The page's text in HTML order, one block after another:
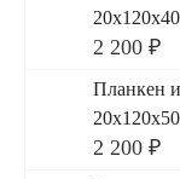
2 200 ₽
Планкен
2 200 ₽